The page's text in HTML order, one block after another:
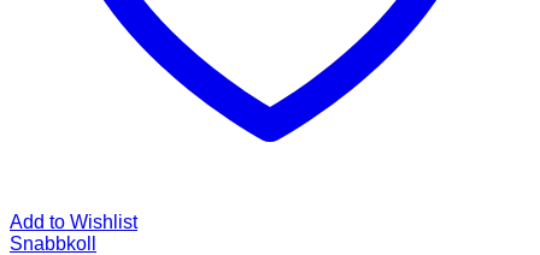
Add to Wishlist
Snabbkoll